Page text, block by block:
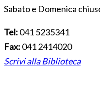
Sabato e Domenica
Tel: 041 5235341
Fax: 041 2414020
Scrivi alla Biblioteca